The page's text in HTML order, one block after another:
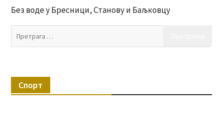
Без воде у Бресници, Станову и Баљковцу
Спорт